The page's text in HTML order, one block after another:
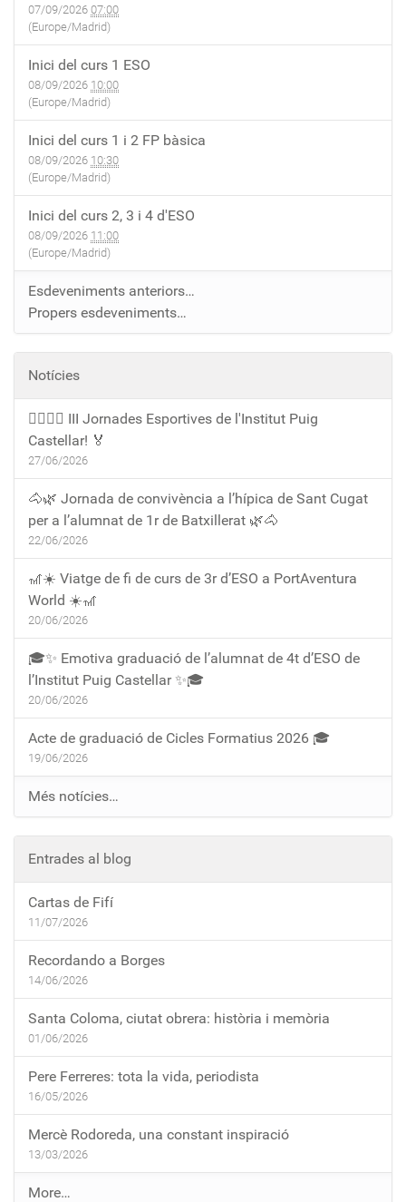
07/09/2026 07:00
(Europe/Madrid)
Inici del curs 1 ESO
08/09/2026 10:00
(Europe/Madrid)
Inici del curs 1 i 2 FP bàsica
08/09/2026 10:30
(Europe/Madrid)
Inici del curs 2, 3 i 4 d'ESO
08/09/2026 11:00
(Europe/Madrid)
Esdeveniments anteriors…
Propers esdeveniments…
Notícies
🏃‍♀️🏃‍♂️ III Jornades Esportives de l'Institut Puig
Castellar! 🏅
27/06/2026
🐴🌿 Jornada de convivència a l’hípica de Sant Cugat
per a l’alumnat de 1r de Batxillerat 🌿🐴
22/06/2026
🎢☀️ Viatge de fi de curs de 3r d’ESO a PortAventura
World ☀️🎢
20/06/2026
🎓✨ Emotiva graduació de l’alumnat de 4t d’ESO de
l’Institut Puig Castellar ✨🎓
20/06/2026
Acte de graduació de Cicles Formatius 2026 🎓
19/06/2026
Més notícies…
Entrades al blog
Cartas de Fifí
11/07/2026
Recordando a Borges
14/06/2026
Santa Coloma, ciutat obrera: història i memòria
01/06/2026
Pere Ferreres: tota la vida, periodista
16/05/2026
Mercè Rodoreda, una constant inspiració
13/03/2026
E
More…